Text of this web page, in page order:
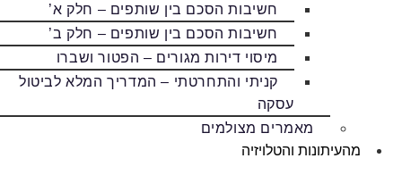
חשיבות הסכם בין שותפים – חלק א’
חשיבות הסכם בין שותפים – חלק ב’
מיסוי דירות מגורים – הפטור ושברו
קניתי והתחרטתי – המדריך המלא לביטול
עסקה
מאמרים מצולמים
מהעיתונות והטלויזיה